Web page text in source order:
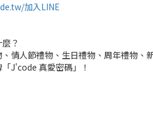
加入LINE
？
情人節禮物、生日禮物、周年禮物、
J'code 真愛密碼」！